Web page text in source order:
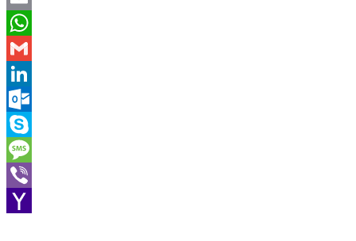
Email
WhatsApp
Gmail
LinkedIn
Outlook.com
Skype
Message
Viber